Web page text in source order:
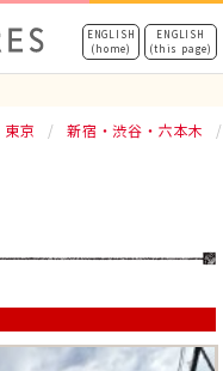
ENGLISH
(home)
ENGLISH
(this page)
東京 新宿・渋谷・六本木